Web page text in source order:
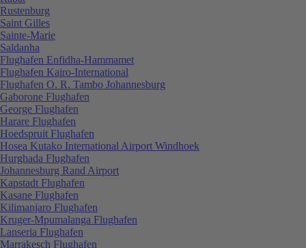
Rustenburg
Saint Gilles
Sainte-Marie
Saldanha
Flughafen Enfidha-Hammamet
Flughafen Kairo-International
Flughafen O. R. Tambo Johannesburg
Gaborone Flughafen
George Flughafen
Harare Flughafen
Hoedspruit Flughafen
Hosea Kutako International Airport Windhoek
Hurghada Flughafen
Johannesburg Rand Airport
Kapstadt Flughafen
Kasane Flughafen
Kilimanjaro Flughafen
Kruger-Mpumalanga Flughafen
Lanseria Flughafen
Marrakesch Flughafen